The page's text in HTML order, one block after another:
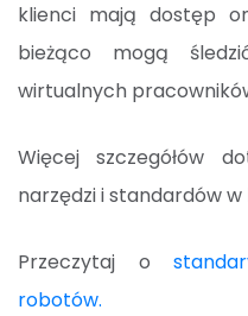
klienci mają dostęp
bieżąco mogą
wirtualnych
Więcej szczegółów
narzędzi i standardów
Przeczytaj o
robotów.